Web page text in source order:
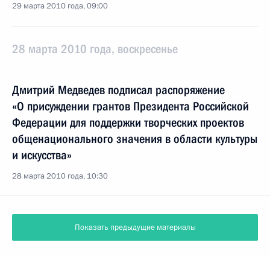
29 марта 2010 года, 09:00
28 марта 2010 года, воскресенье
Дмитрий Медведев подписал распоряжение
«О присуждении грантов Президента Российской
Федерации для поддержки творческих проектов
общенационального значения в области культуры
и искусства»
28 марта 2010 года, 10:30
Показать предыдущие материалы